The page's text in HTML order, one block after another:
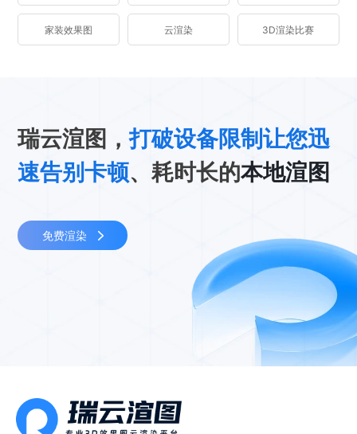
家装效果图 云渲染 3D渲染比赛
瑞云渲图，打破设备限制让您迅
速告别卡顿、耗时长的本地渲图
免费渲染